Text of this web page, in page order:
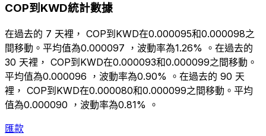
COP到KWD統計數據
在過去的 7 天裡， COP到KWD在0.000095和0.000098之
間移動。平均值為0.000097 ，波動率為1.26% 。在過去的
30 天裡， COP到KWD在0.000093和0.000099之間移動。
平均值為0.000096 ，波動率為0.90% 。在過去的 90 天
裡， COP到KWD在0.000080和0.000099之間移動。平均
值為0.000090 ，波動率為0.81% 。
匯款